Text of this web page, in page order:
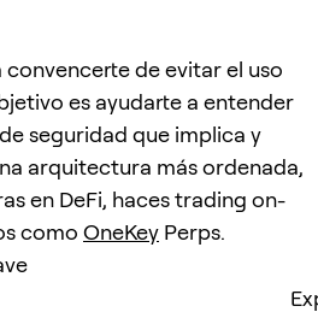
convencerte de evitar el uso
es ayudarte a entender
seguridad que implica y
arquitectura más ordenada,
en DeFi, haces trading on-
como OneKey Perps.